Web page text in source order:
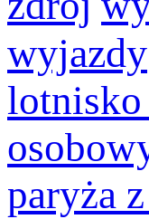
wyjazdy
lotnisko
paryża